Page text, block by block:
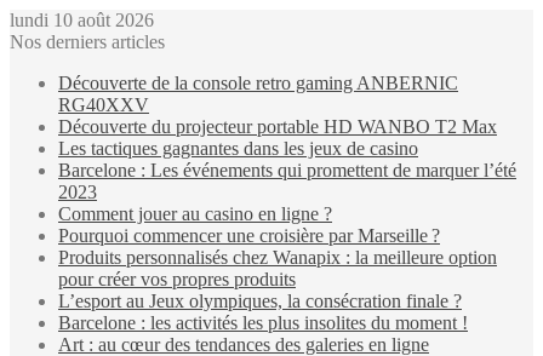
lundi 10 août 2026
Nos derniers articles
Découverte de la console retro gaming ANBERNIC
RG40XXV
Découverte du projecteur portable HD WANBO T2 Max
Les tactiques gagnantes dans les jeux de casino
Barcelone : Les événements qui promettent de marquer l’été
2023
Comment jouer au casino en ligne ?
Pourquoi commencer une croisière par Marseille ?
Produits personnalisés chez Wanapix : la meilleure option
pour créer vos propres produits
L’esport au Jeux olympiques, la consécration finale ?
Barcelone : les activités les plus insolites du moment !
Art : au cœur des tendances des galeries en ligne